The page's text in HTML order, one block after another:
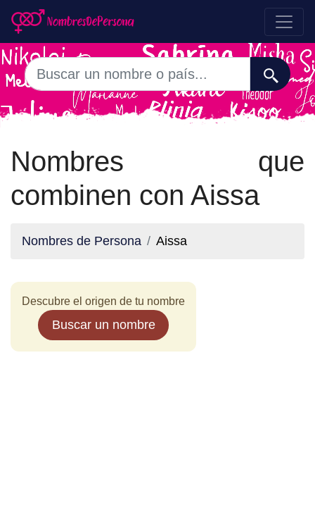
Nombres que
combinen con Aissa
Nombres de Persona Aissa
Descubre el origen de tu nombre
Buscar un nombre